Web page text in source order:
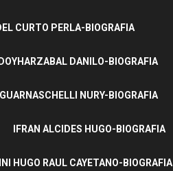
CURTO PERLA-BIOGRAFIA
DOYHARZABAL DANILO-BIOGRAFIA
GUARNASCHELLI NURY-BIOGRAFIA
IFRAN ALCIDES HUGO-BIOGRAFIA
HUGO RAUL CAYETANO-BIOGRAFIA